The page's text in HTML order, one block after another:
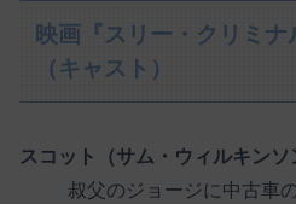
映画『スリー・クリミ
（キャスト）
スコット（サム・ウィルキンソ
叔父のジョージに中古車